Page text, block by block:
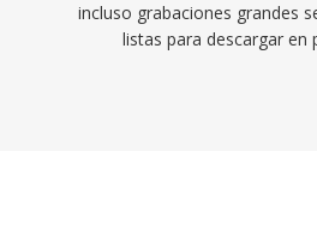
incluso grabaciones grandes
listas para descargar en